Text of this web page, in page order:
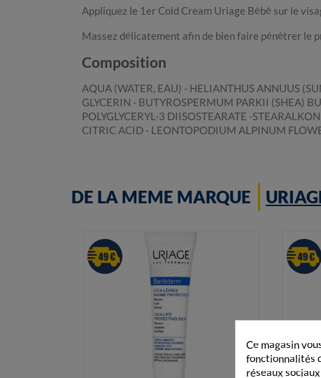
Appliquez le 1er Cold Cream Uriage Bébé sur le
Massez délicatement afin de bien faire pénétrer le
Composition
AQUA (WATER, EAU) - HELIANTHUS ANNUUS
GLYCERIN - BUTYROSPERMUM PARKII (SHEA)
POLYGLYCERYL-3 DIISOSTEARATE -
CITRIC ACID - LEONTOPODIUM ALPINUM
DE LA MEME MARQUE
Ce magasin
fonctionnalités
réseaux